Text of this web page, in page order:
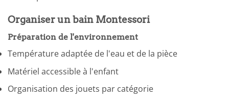
Organiser un bain Montessori
Préparation de l'environnement
Température adaptée de l'eau et de la pièce
Matériel accessible à l'enfant
Organisation des jouets par catégorie